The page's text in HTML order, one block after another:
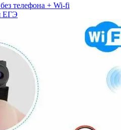
телефона + Wi-fi
ЕГЭ